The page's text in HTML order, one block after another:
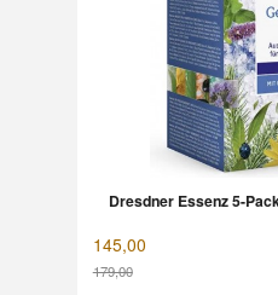
Dresdner Essenz 5-
145,00
179,00